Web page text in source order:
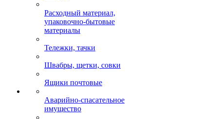
Расходный материал,
упаковочно-бытовые
материалы
Тележки, тачки
Швабры, щетки, совки
Ящики почтовые
Аварийно-спасательное
имущество